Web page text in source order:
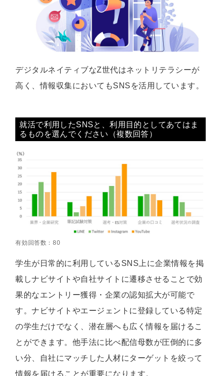
デジタルネイティブなZ世代はネットリテラシーが
高く、情報収集においてもSNSを活用しています。
就活で利用したSNSと、利用目的としてあてはま
るものを選んでください（複数回答）
有効回答数：80
学生が日常的に利用しているSNS上に企業情報を掲
載しナビサイトや自社サイトに遷移させることで効
果的なエントリー獲得・企業の認知拡大が可能で
す。ナビサイトやエージェントに登録している特定
の学生だけでなく、潜在層へも広く情報を届けるこ
とができます。他手法に比べ配信母数が圧倒的に多
い分、自社にマッチした人材にターゲットを絞って
情報を届けることが重要になります。